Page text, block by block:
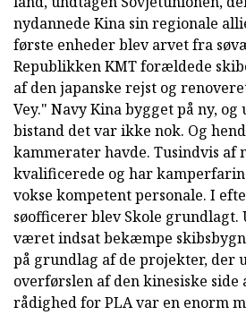
nydannede Kina sin regionale
første enheder blev arvet fra
Republikken KMT forældede
af den japanske rejst og
Vey." Navy Kina bygget på ny,
bistand det var ikke nok. Og
kammerater havde. Tusindvis
kvalificerede og har
vokse kompetent personale. I
søofficerer blev Skole grundlagt.
været indsat bekæmpe
på grundlag af de projekter, der
overførslen af den kinesiske
rådighed for PLA var en enorm